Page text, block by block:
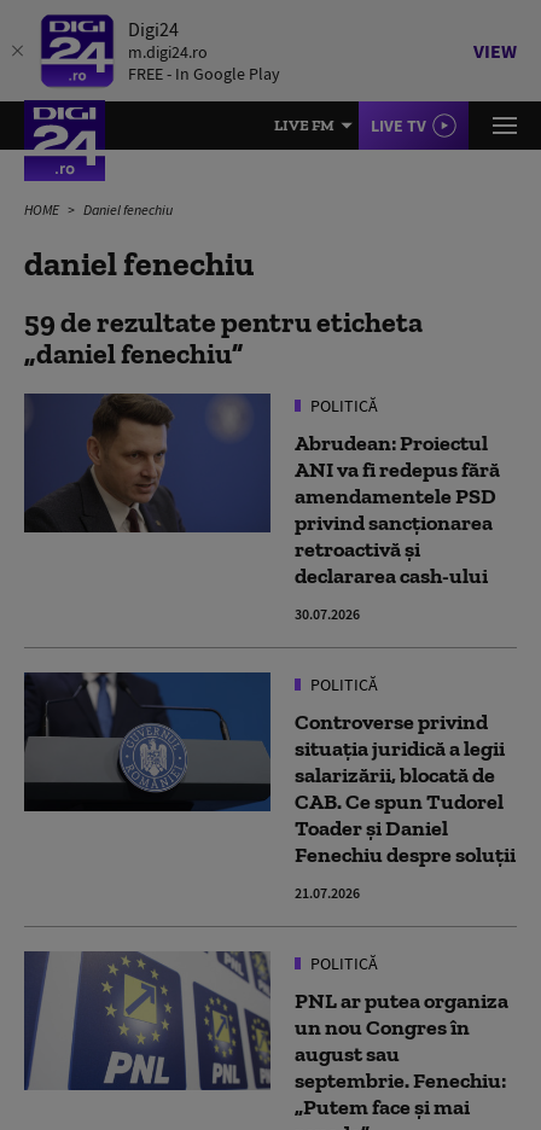
Digi24
m.digi24.ro
FREE - In Google Play
VIEW
LIVE FM LIVE TV
HOME Daniel fenechiu
daniel fenechiu
59 de rezultate pentru eticheta
daniel fenechiu
POLITICĂ
Abrudean: Proiectul
ANI va fi redepus fără
amendamentele PSD
privind sancționarea
retroactivă și
declararea cash-ului
30.07.2026
POLITICĂ
Controverse privind
situația juridică a legii
salarizării, blocată de
CAB. Ce spun Tudorel
Toader și Daniel
Fenechiu despre soluții
21.07.2026
POLITICĂ
PNL ar putea organiza
un nou Congres în
august sau
septembrie. Fenechiu:
„Putem face și mai